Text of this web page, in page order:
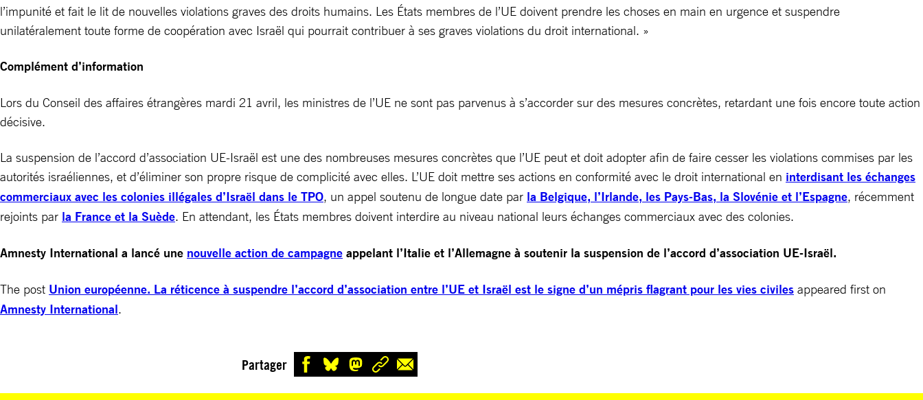
l’impunité et fait le lit de nouvelles violations graves des droits humains. Les États membres de l’UE doivent prendre les choses en main en urgence et suspendre
unilatéralement toute forme de coopération avec Israël qui pourrait contribuer à ses graves violations du droit international. »
Complément d’information
Lors du Conseil des affaires étrangères mardi 21 avril, les ministres de l’UE ne sont pas parvenus à s’accorder sur des mesures concrètes, retardant une fois encore toute action
décisive.
La suspension de l’accord d’association UE-Israël est une des nombreuses mesures concrètes que l’UE peut et doit adopter afin de faire cesser les violations commises par les
autorités israéliennes, et d’éliminer son propre risque de complicité avec elles. L’UE doit mettre ses actions en conformité avec le droit international en interdisant les échanges
commerciaux avec les colonies illégales d’Israël dans le TPO, un appel soutenu de longue date par la Belgique, l’Irlande, les Pays-Bas, la Slovénie et l’Espagne, récemment
rejoints par la France et la Suède. En attendant, les États membres doivent interdire au niveau national leurs échanges commerciaux avec des colonies.
Amnesty International a lancé une nouvelle action de campagne appelant l’Italie et l’Allemagne à soutenir la suspension de l’accord d’association UE-Israël.
The post Union européenne. La réticence à suspendre l’accord d’association entre l’UE et Israël est le signe d’un mépris flagrant pour les vies civiles appeared first on
Amnesty International.
Partager